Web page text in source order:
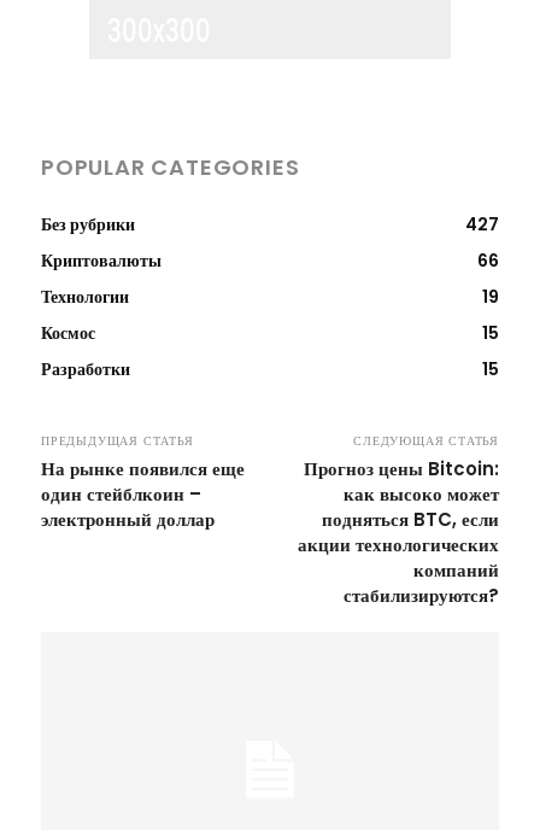
POPULAR CATEGORIES
Без рубрики
427
Криптовалюты
66
Технологии
19
Космос
15
Разработки
15
ПРЕДЫДУЩАЯ СТАТЬЯ
На рынке появился еще
один стейблкоин –
электронный доллар
СЛЕДУЮЩАЯ СТАТЬЯ
Прогноз цены Bitcoin:
как высоко может
подняться BTC, если
акции технологических
компаний
стабилизируются?